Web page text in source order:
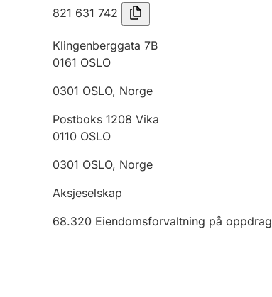
821 631 742
Klingenberggata 7B
0161 OSLO
0301 OSLO, Norge
Postboks 1208 Vika
0110 OSLO
0301 OSLO, Norge
Aksjeselskap
68.320 Eiendomsforvaltning på oppdrag